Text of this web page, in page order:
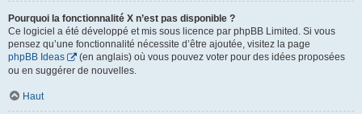
Pourquoi la fonctionnalité X n’est pas disponible ?
Ce logiciel a été développé et mis sous licence par phpBB Limited. Si vous
pensez qu’une fonctionnalité nécessite d’être ajoutée, visitez la page
phpBB Ideas
(en anglais) où vous pouvez voter pour des idées proposées
ou en suggérer de nouvelles.
Haut